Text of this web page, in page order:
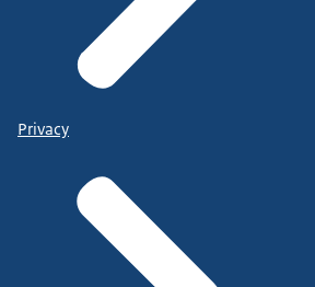
Privacy